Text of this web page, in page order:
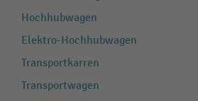
Hochhubwagen
Elektro-Hochhubwagen
Transportkarren
Transportwagen